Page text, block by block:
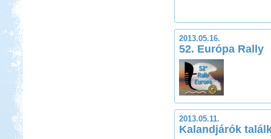
2013.05.16.
52. Európa Rally
2013.05.11.
Kalandjárók